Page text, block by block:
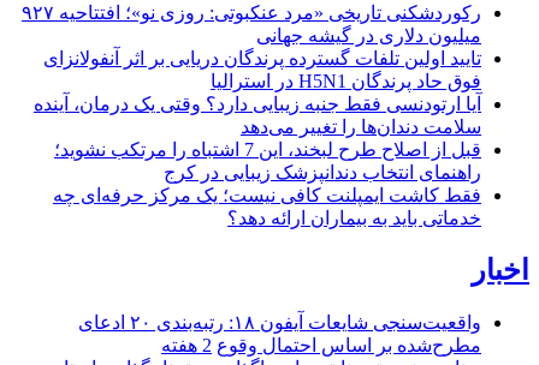
رکوردشکنی تاریخی «مرد عنکبوتی: روزی نو»؛ افتتاحیه ۹۲۷
میلیون دلاری در گیشه جهانی
تایید اولین تلفات گسترده پرندگان دریایی بر اثر آنفولانزای
فوق حاد پرندگان H5N1 در استرالیا
آیا ارتودنسی فقط جنبه زیبایی دارد؟ وقتی یک درمان، آینده
سلامت دندان‌ها را تغییر می‌دهد
قبل از اصلاح طرح لبخند، این 7 اشتباه را مرتکب نشوید؛
راهنمای انتخاب دندانپزشک زیبایی در کرج
فقط کاشت ایمپلنت کافی نیست؛ یک مرکز حرفه‌ای چه
خدماتی باید به بیماران ارائه دهد؟
اخبار
واقعیت‌سنجی شایعات آیفون ۱۸: رتبه‌بندی ۲۰ ادعای
مطرح‌شده بر اساس احتمال وقوع 2 هفته